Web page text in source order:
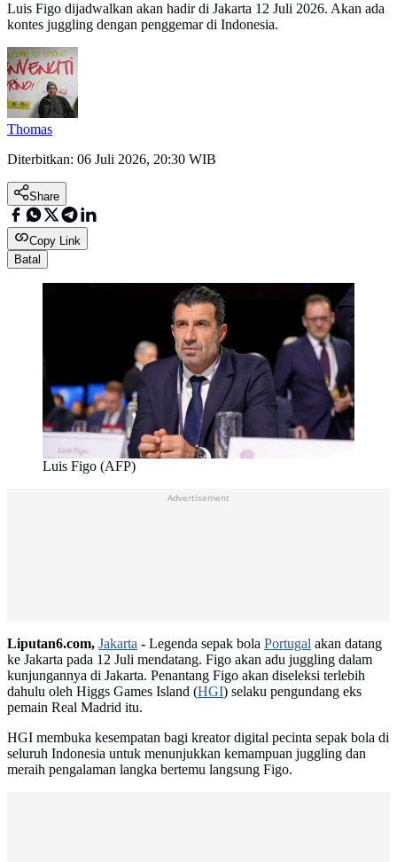
Luis Figo dijadwalkan akan hadir di Jakarta 12 Juli 2026. Akan ada
kontes juggling dengan penggemar di Indonesia.
Thomas
Diterbitkan: 06 Juli 2026, 20:30 WIB
Share
Copy Link
Batal
Luis Figo (AFP)
Advertisement
Liputan6.com, Jakarta - Legenda sepak bola Portugal akan datang
ke Jakarta pada 12 Juli mendatang. Figo akan adu juggling dalam
kunjungannya di Jakarta. Penantang Figo akan diseleksi terlebih
dahulu oleh Higgs Games Island (HGI) selaku pengundang eks
pemain Real Madrid itu.
HGI membuka kesempatan bagi kreator digital pecinta sepak bola di
seluruh Indonesia untuk menunjukkan kemampuan juggling dan
meraih pengalaman langka bertemu langsung Figo.